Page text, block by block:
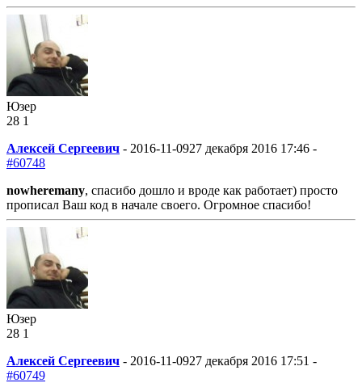
Юзер
28 1
Алексей Сергеевич - 2016-11-0927 декабря 2016 17:46 -
#60748
nowheremany, спасибо дошло и вроде как работает) просто
прописал Ваш код в начале своего. Огромное спасибо!
Юзер
28 1
Алексей Сергеевич - 2016-11-0927 декабря 2016 17:51 -
#60749